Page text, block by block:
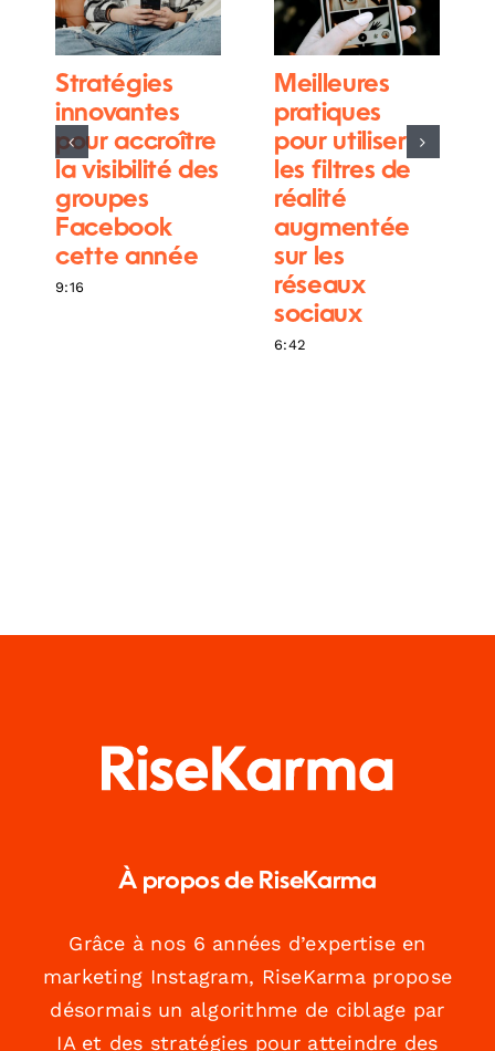
Stratégies
innovantes
pour accroître
la visibilité des
groupes
Facebook
cette année
9:16
Meilleures
pratiques
pour utiliser
les filtres de
réalité
augmentée
sur les
réseaux
sociaux
6:42
À propos de RiseKarma
Grâce à nos 6 années d’expertise en
marketing Instagram, RiseKarma propose
désormais un algorithme de ciblage par
IA et des stratégies pour atteindre des